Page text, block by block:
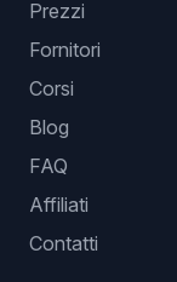
Prezzi
Fornitori
Corsi
Blog
FAQ
Affiliati
Contatti